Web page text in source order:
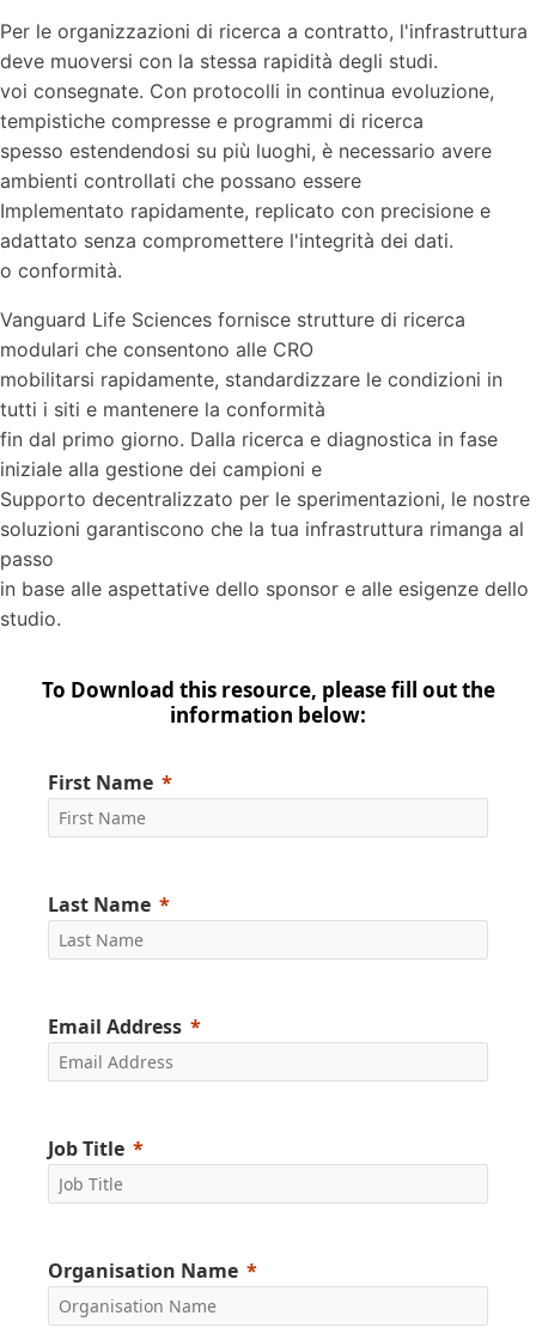
Per le organizzazioni di ricerca a contratto, l'infrastruttura
deve muoversi con la stessa rapidità degli studi.
voi consegnate. Con protocolli in continua evoluzione,
tempistiche compresse e programmi di ricerca
spesso estendendosi su più luoghi, è necessario avere
ambienti controllati che possano essere
Implementato rapidamente, replicato con precisione e
adattato senza compromettere l'integrità dei dati.
o conformità.
Vanguard Life Sciences fornisce strutture di ricerca
modulari che consentono alle CRO
mobilitarsi rapidamente, standardizzare le condizioni in
tutti i siti e mantenere la conformità
fin dal primo giorno. Dalla ricerca e diagnostica in fase
iniziale alla gestione dei campioni e
Supporto decentralizzato per le sperimentazioni, le nostre
soluzioni garantiscono che la tua infrastruttura rimanga al
passo
in base alle aspettative dello sponsor e alle esigenze dello
studio.
To Download this resource, please fill out the
information below:
First Name
Last Name
Email Address
Job Title
Organisation Name